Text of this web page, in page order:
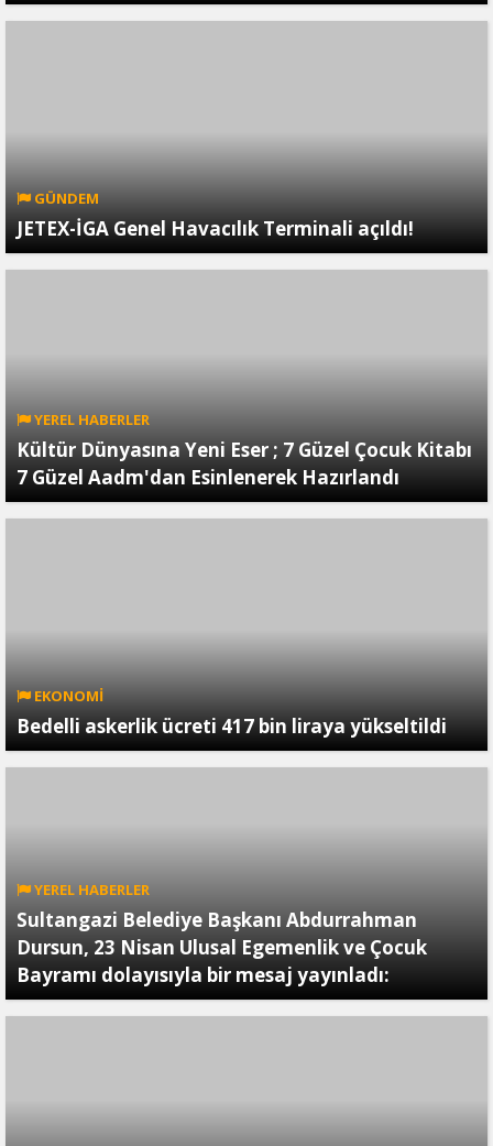
GÜNDEM
JETEX-İGA Genel Havacılık Terminali açıldı!
YEREL HABERLER
Kültür Dünyasına Yeni Eser ; 7 Güzel Çocuk Kitabı
7 Güzel Aadm'dan Esinlenerek Hazırlandı
EKONOMİ
Bedelli askerlik ücreti 417 bin liraya yükseltildi
YEREL HABERLER
Sultangazi Belediye Başkanı Abdurrahman
Dursun, 23 Nisan Ulusal Egemenlik ve Çocuk
Bayramı dolayısıyla bir mesaj yayınladı: